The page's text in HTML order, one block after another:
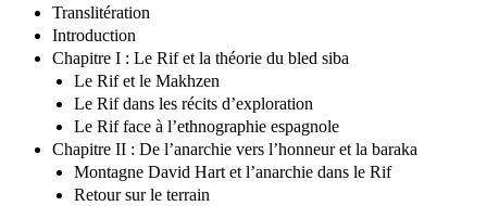
Translitération
Introduction
Chapitre I : Le Rif et la théorie du bled siba
Le Rif et le Makhzen
Le Rif dans les récits d’exploration
Le Rif face à l’ethnographie espagnole
Chapitre II : De l’anarchie vers l’honneur et la baraka
Montagne David Hart et l’anarchie dans le Rif
Retour sur le terrain